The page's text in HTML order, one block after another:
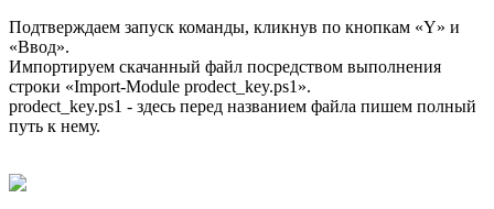
Подтверждаем запуск команды, кликнув по кнопкам «Y» и
«Ввод».
Импортируем скачанный файл посредством выполнения
строки «Import-Module prodect_key.ps1».
prodect_key.ps1 - здесь перед названием файла пишем полный
путь к нему.